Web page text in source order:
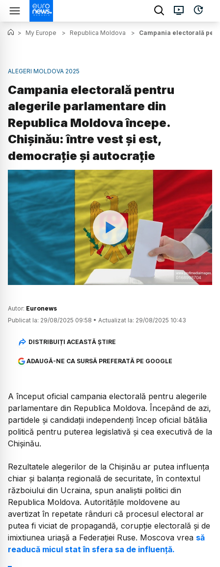
> My Europe > Republica Moldova > Campania electorală
ALEGERI MOLDOVA 2025
Campania electorală pentru
alegerile parlamentare din
Republica Moldova începe.
Chișinău: între vest și est,
democrație și autocrație
Watch
Autor: Euronews
Publicat la: 29/08/2025 09:58 • Actualizat la: 29/08/2025 10:43
DISTRIBUIȚI ACEASTĂ ȘTIRE
ADAUGĂ-NE CA SURSĂ PREFERATĂ PE GOOGLE
A început oficial campania electorală pentru alegerile
parlamentare din Republica Moldova. Începând de azi,
partidele și candidații independenți încep oficial bătălia
politică pentru puterea legislativă și cea executivă de la
Chișinău.
Rezultatele alegerilor de la Chișinău ar putea influența
chiar și balanța regională de securitate, în contextul
războiului din Ucraina, spun analiștii politici din
Republica Moldova. Autoritățile moldovene au
avertizat în repetate rânduri că procesul electoral ar
putea fi viciat de propagandă, corupție electorală și de
imixtiunea uriașă a Federației Ruse. Moscova vrea să
readucă micul stat în sfera sa de influență.